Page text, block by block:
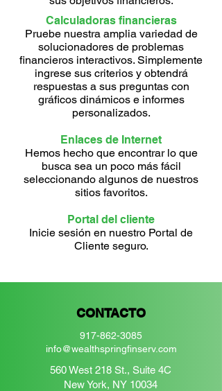
Calculadoras financieras
Pruebe nuestra amplia variedad de
solucionadores de problemas
financieros interactivos. Simplemente
ingrese sus criterios y obtendrá
respuestas a sus preguntas con
gráficos dinámicos e informes
personalizados.
Enlaces de Internet
Hemos hecho que encontrar lo que
busca sea un poco más fácil
seleccionando algunos de nuestros
sitios favoritos.
Portal del cliente
Inicie sesión en nuestro Portal de
Cliente seguro.
CONTACTO
917-862-3085
info@wealthspringfinserv.com
560 West 218 St., Suite 4C
New York, NY 10034